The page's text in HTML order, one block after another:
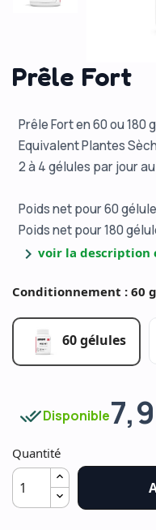
Prêle Fort
Prêle Fort en 60 ou 180
Equivalent Plantes
2 à 4 gélules par jour
Poids net pour 60
Poids net pour 180
chevron_right voir la description
Conditionnement : 60
60 gélules
done_allDisponible
Quantité